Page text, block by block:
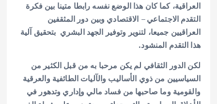
العراقية، كما كان هذا الوضع نفسه رابطا متينا بين فكرة
التقدم الاجتماعي – الاقتصادي وبين دور المثقفين
العراقيين جميعا، لتنوير وتوفير الجهد البشري بتحقيق آلية
هذا التقدم المنشود.
لكن الدور الثقافي لم يكن مرحبا به من قبل الكثير من
السياسيين من ذوي الأساليب والآليات الطائفية والعرقية
والقومية وما صاحبها من فساد مالي وإداري وتدهور في